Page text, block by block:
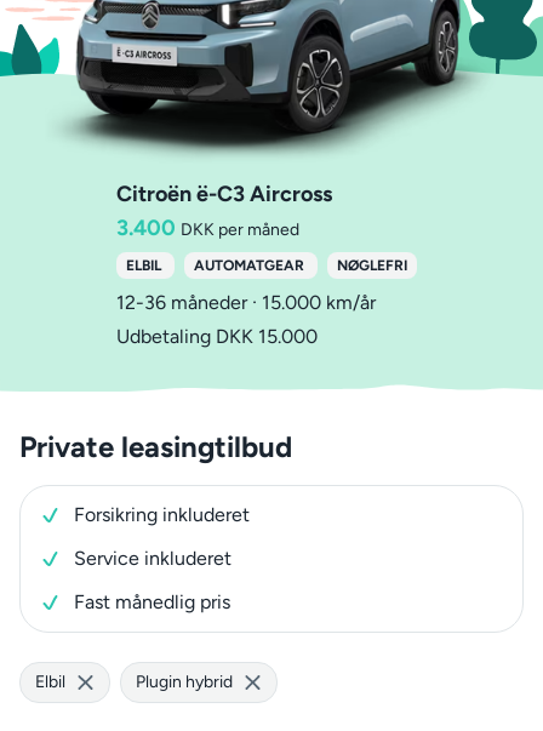
Citroën ë-C3 Aircross
3.400 DKK per måned
ELBIL AUTOMATGEAR NØGLEFRI
12-36 måneder · 15.000 km/år
Udbetaling DKK 15.000
Private leasingtilbud
Forsikring inkluderet
Service inkluderet
Fast månedlig pris
Elbil Plugin hybrid